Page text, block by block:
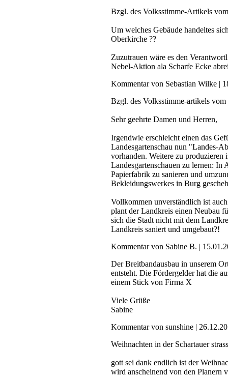
Bzgl. des Volksstimme-Artikels
Um welches Gebäude handeltes
Oberkirche ??
Zuzutrauen wäre es den
Nebel-Aktion ala Scharfe Ecke
Kommentar von Sebastian Wilke |
Bzgl. des Volksstimme-artikels
Sehr geehrte Damen und Herren,
Irgendwie erschleicht einen das
Landesgartenschau nun "Landes-
vorhanden. Weitere zu
Landesgartenschauen zu lernen: In
Papierfabrik zu sanieren und
Bekleidungswerkes in Burg
Vollkommen unverständlich ist
plant der Landkreis einen Neubau
sich die Stadt nicht mit dem
Landkreis saniert und umgebaut?!
Kommentar von Sabine B. |
Der Breitbandausbau in unserem
entsteht. Die Fördergelder hat die
einem Stick von Firma X
Viele Grüße
Sabine
Kommentar von sunshine |
Weihnachten in der Schartauer
gott sei dank endlich ist der
wird anscheinend von den Planern